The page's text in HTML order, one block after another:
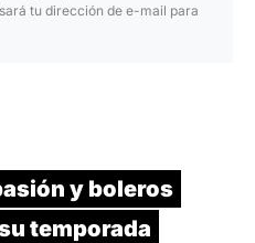
tu dirección de e-mail para
y boleros
temporada